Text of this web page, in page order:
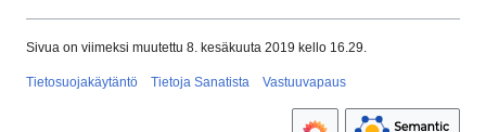
Sivua on viimeksi muutettu 8. kesäkuuta 2019 kello 16.29.
Tietosuojakäytäntö Tietoja Sanatista Vastuuvapaus